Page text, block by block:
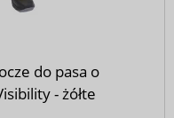
do pasa o
- żółte